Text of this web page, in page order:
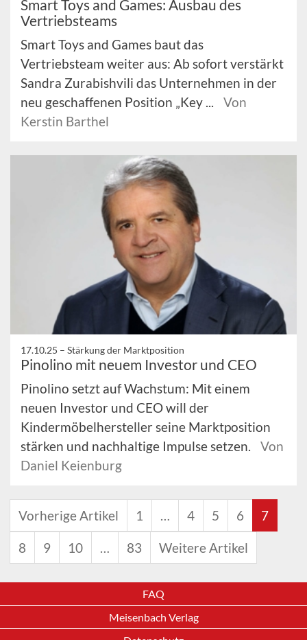
Smart Toys and Games: Ausbau des
Vertriebsteams
Smart Toys and Games baut das
Vertriebsteam weiter aus: Ab sofort verstärkt
Sandra Zurabishvili das Unternehmen in der
neu geschaffenen Position „Key ...
Von
Kerstin Barthel
17.10.25 – Stärkung der Marktposition
Pinolino mit neuem Investor und CEO
Pinolino setzt auf Wachstum: Mit einem
neuen Investor und CEO will der
Kindermöbelhersteller seine Marktposition
stärken und nachhaltige Impulse setzen.
Von
Daniel Keienburg
Vorherige Artikel 1 … 4 5 6 7
8 9 10 … 83 Weitere Artikel
FAQ
Meisenbach Verlag